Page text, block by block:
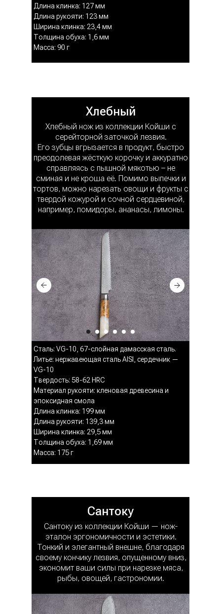
Длина клинка: 127 мм
Длина рукояти: 123 мм
Ширина клинка: 23,4 мм
Толщина обуха: 1,6 мм
Масса: 90 г
Хлебный
Сталь: VG-10, 67-слойная дамасская сталь.
Литье: нержавеющая сталь AISI, сердечник —
VG-10
Твердость: 58-62 HRC
Материал рукояти: кленовая древесина и
эпоксидная смола
Длина клинка: 199 мм
Длина рукояти: 139,3 мм
Ширина клинка: 29,5 мм
Толщина обуха: 1,69 мм
Масса: 175 г
Хлебный нож из коллекции Койши с
серейторной заточкой лезвия.
Его зубцы вгрызается в продукт, быстро
преодолевая жёсткую корочку и аккуратно
справляясь с пышной мякотью – не
сминая и не кроша её. Помимо выпечки и
тортов, можно нарезать овощи и фрукты с
твердой кожурой и сочной сердцевиной,
например, помидоры, ананасы, лимоны.
Сантоку
Cантоку из коллекции Койши — нож-
эталон эргономичности и эстетики.
Тонкий и элегантный внешне, благодаря
своему кончику лезвия, опущенному вниз,
экономит ваши силы при нарезке мяса,
рыбы, овощей, гастрономии.